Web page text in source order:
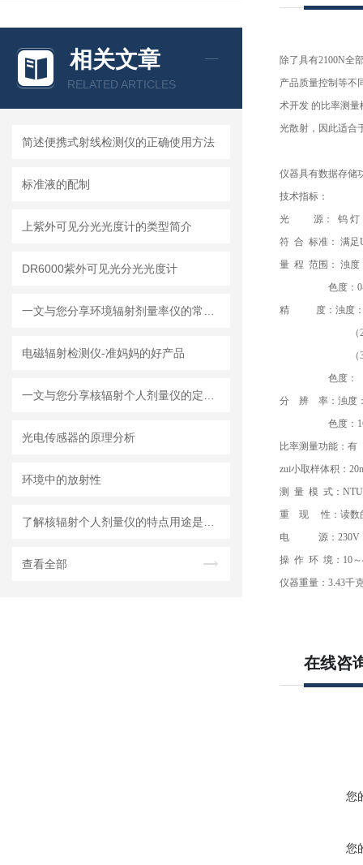
相关文章
RELATED ARTICLES
简述便携式射线检测仪的正确使用方法
标准液的配制
上紫外可见分光光度计的类型简介
DR6000紫外可见光分光光度计
电磁辐射检测仪-准妈妈的好产品
光电传感器的原理分析
环境中的放射性
查看全部
除了具有2100N全
产品质量控制等不
术开发 的比率测
光散射，因此适合
仪器具有数据存储
技术指标：
光 源： 钨 灯
符 合 标准： 满足
量 程 范围： 浊度
色度：0-
精 度：浊度：（
（2）1000-
（3）4000-
色度：（1）0-
分 辨 率：浊度：
色度：
比率测量功能：有
zui小取样体积：
测 量 模 式：NTU
重 现 性：读数
电 源：230V，
操 作 环 境：10～
仪器重量：3.43千
在线咨
您
您